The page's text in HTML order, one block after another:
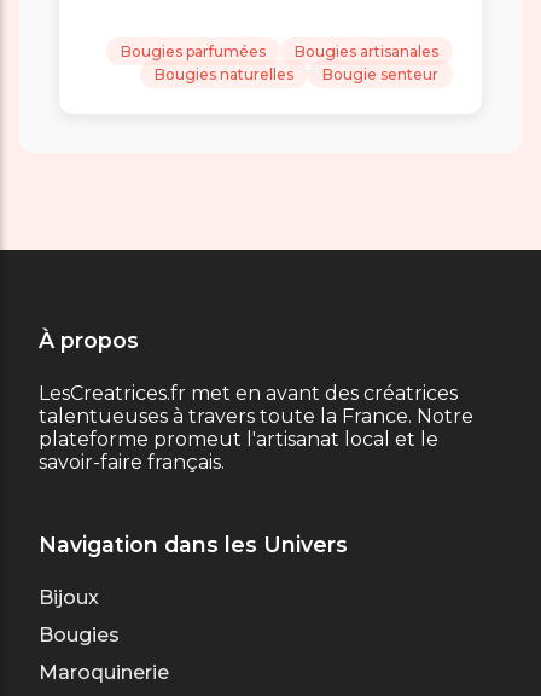
Bougies parfumées
Bougies artisanales
Bougies naturelles
Bougie senteur
À propos
LesCreatrices.fr met en avant des créatrices
talentueuses à travers toute la France. Notre
plateforme promeut l'artisanat local et le
savoir-faire français.
Navigation dans les Univers
Bijoux
Bougies
Maroquinerie